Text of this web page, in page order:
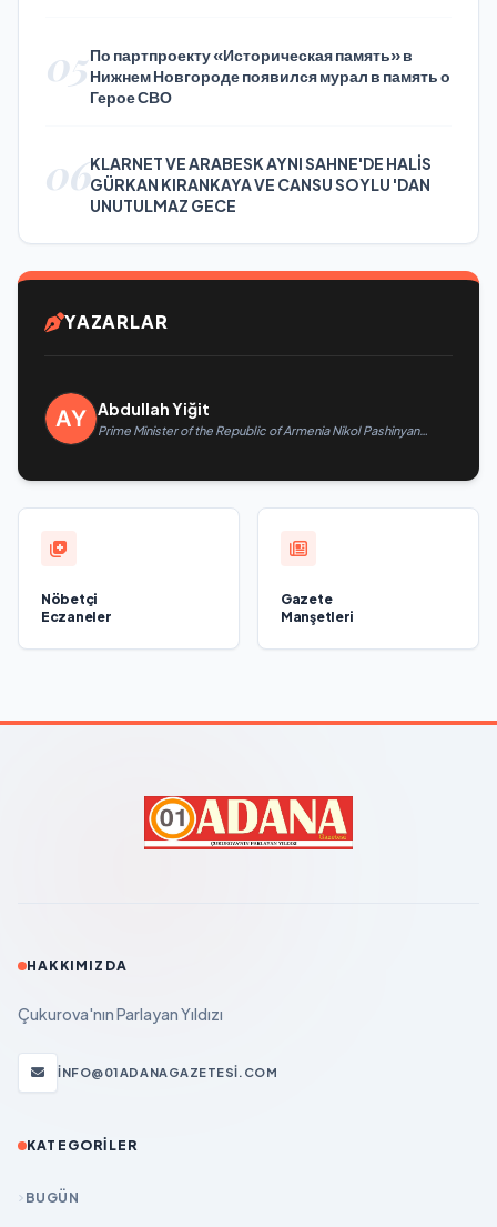
05По партпроекту «Историческая память» в
Нижнем Новгороде появился мурал в память о
Герое СВО
06KLARNET VE ARABESK AYNI SAHNE'DE HALİS
GÜRKAN KIRANKAYA VE CANSU SOYLU 'DAN
UNUTULMAZ GECE
YAZARLAR
Abdullah Yiğit
Prime Minister of the Republic of Armenia Nikol Pashinyan
Nöbetçi
Eczaneler
Gazete
Manşetleri
HAKKIMIZDA
Çukurova'nın Parlayan Yıldızı
INFO@01ADANAGAZETESI.COM
KATEGORILER
BUGÜN